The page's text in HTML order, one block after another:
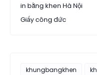
in bằng khen Hà Nội
Giấy công đức
khungbangkhen